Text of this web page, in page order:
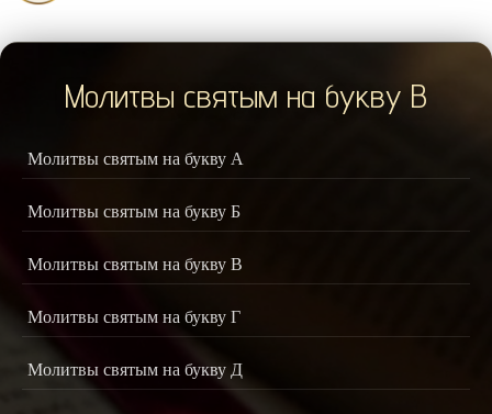
Молитвы святым на букву В
Молитвы святым на букву А
Молитвы святым на букву Б
Молитвы святым на букву В
Молитвы святым на букву Г
Молитвы святым на букву Д